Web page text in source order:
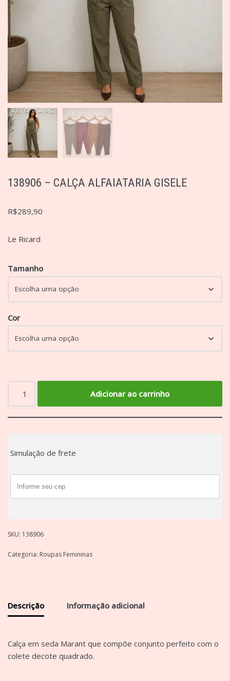
138906 – CALÇA ALFAIATARIA GISELE
R$289,90
Le Ricard
Tamanho
Cor
Adicionar ao carrinho
Simulação de frete
SKU: 138906
Categoria: Roupas Femininas
Descrição Informação adicional
Calça em seda Marant que compõe conjunto perfeito com o
colete decote quadrado.